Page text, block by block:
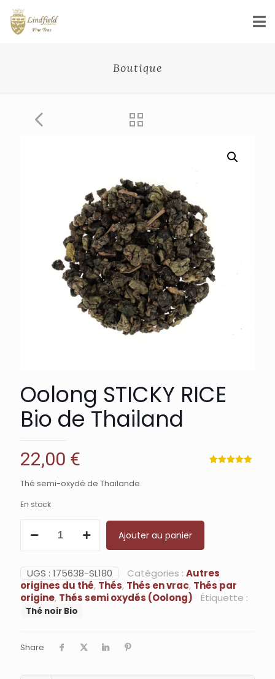
Boutique
Oolong STICKY RICE
Bio de Thailand
22,00 €
Thé semi-oxydé de Thaïlande.
En stock
RICE
Bio
de
Thailand
Ajouter au panier
UGS : 175638-SL180 Catégories : Autres
origines du thé, Thés, Thés en vrac, Thés par
origine, Thés semi oxydés (Oolong) Étiquette :
Thé noir Bio
Share